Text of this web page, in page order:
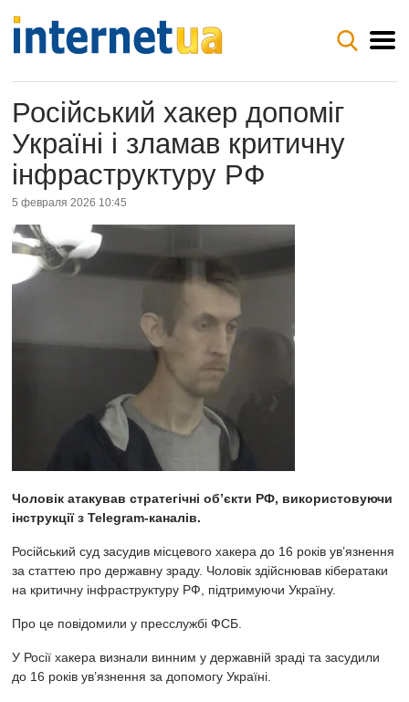
Російський хакер допоміг
Україні і зламав критичну
інфраструктуру РФ
5 февраля 2026 10:45
Чоловік атакував стратегічні об’єкти РФ, використовуючи
інструкції з Telegram-каналів.
Російський суд засудив місцевого хакера до 16 років ув’язнення
за статтею про державну зраду. Чоловік здійснював кібератаки
на критичну інфраструктуру РФ, підтримуючи Україну.
Про це повідомили у пресслужбі ФСБ.
У Росії хакера визнали винним у державній зраді та засудили
до 16 років ув’язнення за допомогу Україні.